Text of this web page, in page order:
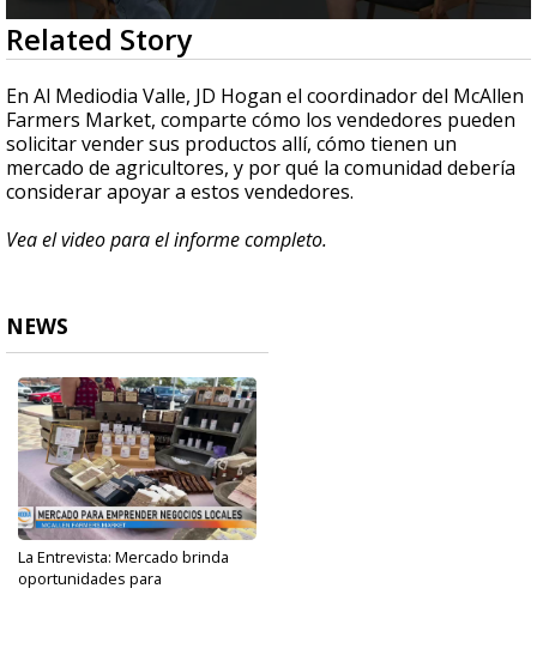
0
seconds
of
8
minutes,
1
second
Related Story
En Al Mediodia Valle, JD Hogan el coordinador del McAllen
Farmers Market, comparte cómo los vendedores pueden
solicitar vender sus productos allí, cómo tienen un
mercado de agricultores, y por qué la comunidad debería
considerar apoyar a estos vendedores.
Vea el video para el informe completo.
NEWS
La Entrevista: Mercado brinda
oportunidades para